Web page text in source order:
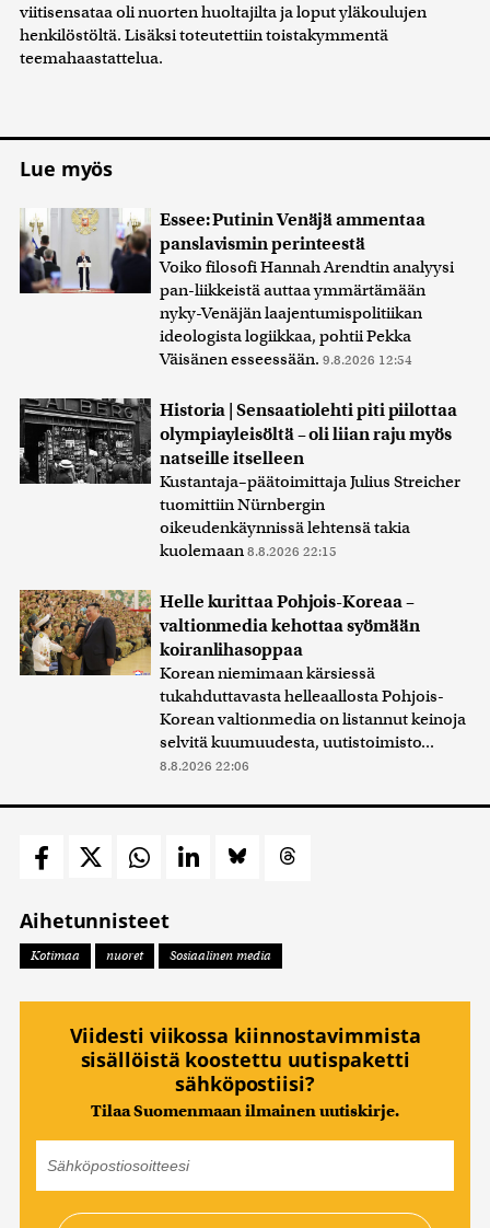
viitisensataa oli nuorten huoltajilta ja loput yläkoulujen
henkilöstöltä. Lisäksi toteutettiin toistakymmentä
teemahaastattelua.
Lue myös
Essee: Putinin Venäjä ammentaa
panslavismin perinteestä
Voiko filosofi Hannah Arendtin analyysi
pan-liikkeistä auttaa ymmärtämään
nyky-Venäjän laajentumispolitiikan
ideologista logiikkaa, pohtii Pekka
Väisänen esseessään. 9.8.2026 12:54
Historia | Sensaatiolehti piti piilottaa
olympiayleisöltä – oli liian raju myös
natseille itselleen
Kustantaja–päätoimittaja Julius Streicher
tuomittiin Nürnbergin
oikeudenkäynnissä lehtensä takia
kuolemaan 8.8.2026 22:15
Helle kurittaa Pohjois-Koreaa –
valtionmedia kehottaa syömään
koiranlihasoppaa
Korean niemimaan kärsiessä
tukahduttavasta helleaallosta Pohjois-
Korean valtionmedia on listannut keinoja
selvitä kuumuudesta, uutistoimisto...
8.8.2026 22:06
Aihetunnisteet
Kotimaa nuoret Sosiaalinen media
Viidesti viikossa kiinnostavimmista
sisällöistä koostettu uutispaketti
sähköpostiisi?
Tilaa Suomenmaan ilmainen uutiskirje.